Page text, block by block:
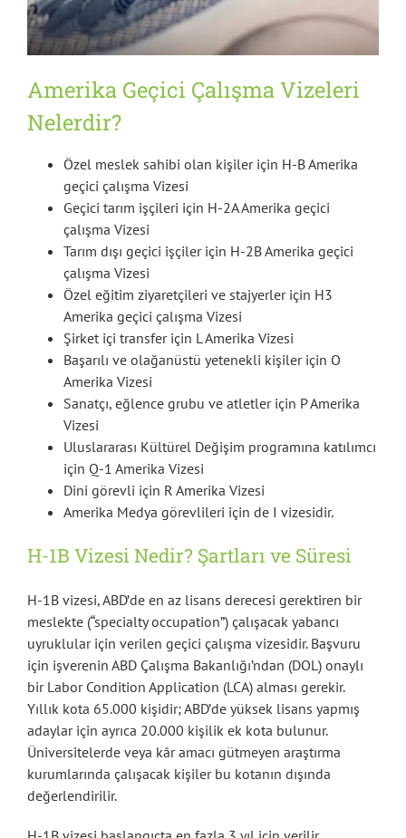
Amerika Geçici Çalışma Vizeleri
Nelerdir?
Özel meslek sahibi olan kişiler için H-B Amerika
geçici çalışma Vizesi
Geçici tarım işçileri için H-2A Amerika geçici
çalışma Vizesi
Tarım dışı geçici işçiler için H-2B Amerika geçici
çalışma Vizesi
Özel eğitim ziyaretçileri ve stajyerler için H3
Amerika geçici çalışma Vizesi
Şirket içi transfer için L Amerika Vizesi
Başarılı ve olağanüstü yetenekli kişiler için O
Amerika Vizesi
Sanatçı, eğlence grubu ve atletler için P Amerika
Vizesi
Uluslararası Kültürel Değişim programına katılımcı
için Q-1 Amerika Vizesi
Dini görevli için R Amerika Vizesi
Amerika Medya görevlileri için de I vizesidir.
H-1B Vizesi Nedir? Şartları ve Süresi
H-1B vizesi, ABD’de en az lisans derecesi gerektiren bir
meslekte (“specialty occupation”) çalışacak yabancı
uyruklular için verilen geçici çalışma vizesidir. Başvuru
için işverenin ABD Çalışma Bakanlığı’ndan (DOL) onaylı
bir Labor Condition Application (LCA) alması gerekir.
Yıllık kota 65.000 kişidir; ABD’de yüksek lisans yapmış
adaylar için ayrıca 20.000 kişilik ek kota bulunur.
Üniversitelerde veya kâr amacı gütmeyen araştırma
kurumlarında çalışacak kişiler bu kotanın dışında
değerlendirilir.